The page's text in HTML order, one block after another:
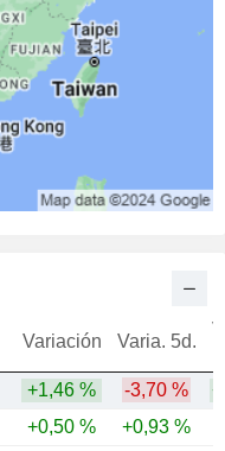
Variación Varia. 5d.
+1,46 % -3,70 %
+0,50 % +0,93 %